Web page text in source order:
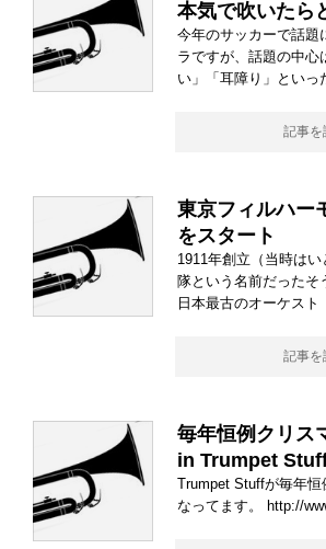
本気で吹いたら
今年のサッカーで話題
ラですが、話題の中心
い」「耳障り」といっ
記事を
東京フィルハー
をスタート
1911年創立（当時は
隊という名前だった
日本最古のオーケスト
記事を
毎年恒例クリス
in Trumpet
Trumpet Stuffが毎年恒
なってます。 http://